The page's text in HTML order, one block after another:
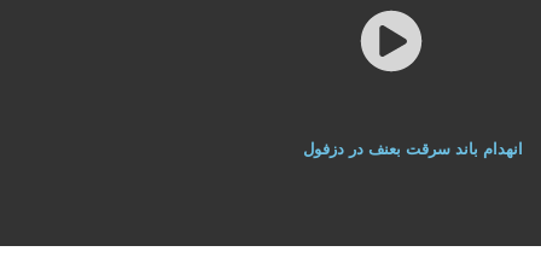
انهدام باند سرقت بعنف در دزفول